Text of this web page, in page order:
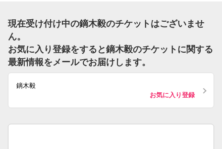
現在受け付け中の鏑木毅のチケットはございませ
ん。
お気に入り登録をすると鏑木毅のチケットに関する
最新情報をメールでお届けします。
鏑木毅
お気に入り登録